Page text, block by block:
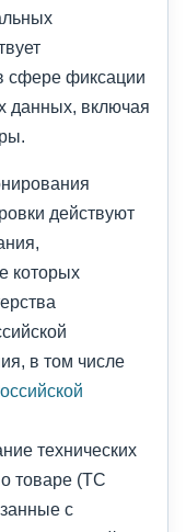
сфере фиксации
данных, включая
действуют
которых
в том числе
технических
товаре (ТС
с